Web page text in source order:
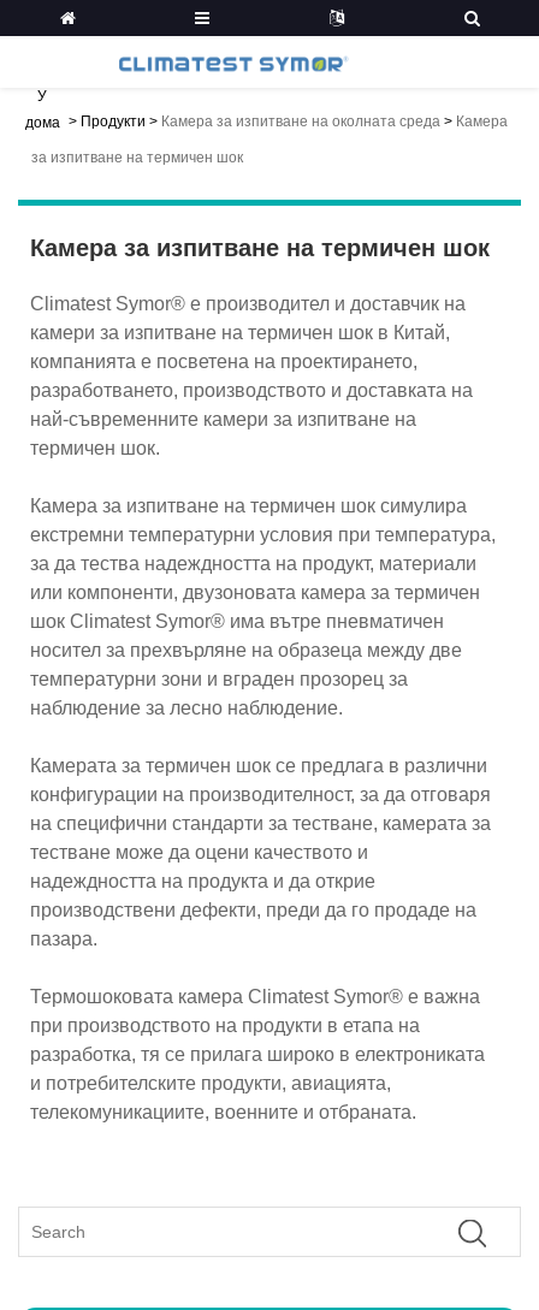
У
дома > Продукти > Камера за изпитване на околната среда > Камера
за изпитване на термичен шок
Камера за изпитване на термичен шок
Climatest Symor® е производител и доставчик на
камери за изпитване на термичен шок в Китай,
компанията е посветена на проектирането,
разработването, производството и доставката на
най-съвременните камери за изпитване на
термичен шок.
Камера за изпитване на термичен шок симулира
екстремни температурни условия при температура,
за да тества надеждността на продукт, материали
или компоненти, двузоновата камера за термичен
шок Climatest Symor® има вътре пневматичен
носител за прехвърляне на образеца между две
температурни зони и вграден прозорец за
наблюдение за лесно наблюдение.
Камерата за термичен шок се предлага в различни
конфигурации на производителност, за да отговаря
на специфични стандарти за тестване, камерата за
тестване може да оцени качеството и
надеждността на продукта и да открие
производствени дефекти, преди да го продаде на
пазара.
Термошоковата камера Climatest Symor® е важна
при производството на продукти в етапа на
разработка, тя се прилага широко в електрониката
и потребителските продукти, авиацията,
телекомуникациите, военните и отбраната.